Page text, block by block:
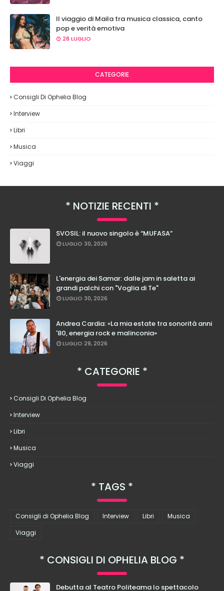
Il viaggio di Maila tra musica classica, canto
pop e verità emotiva
28 LUGLIO
CATEGORIE
Consigli Di Ophelia Blog
Interview
Libri
Musica
Viaggi
NOTIZIE RECENTI
SVOSIL: il nuovo singolo è “MUFASA”
LUGLIO 30, 2026
L'energia dei Samar: dalle jam in saletta ai
grandi palchi con "Voglia di Te"
LUGLIO 30, 2026
Andrea Cardia: «La mia estate tra sonorità anni
'80, energia rock e malinconia»
LUGLIO 29, 2026
CATEGORIE
Consigli Di Ophelia Blog
Interview
Libri
Musica
Viaggi
TAGS
Consigli di Ophelia Blog Interview Libri
Musica
Viaggi
CONSIGLI DI OPHELIA BLOG
Debutta al Teatro Politeama lo spettacolo